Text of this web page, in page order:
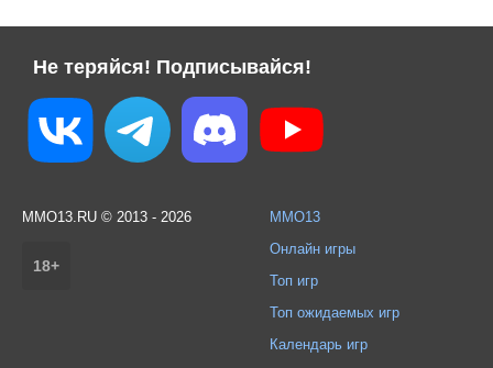
Не теряйся! Подписывайся!
MMO13.RU © 2013 - 2026
18+
MMO13
Онлайн игры
Топ игр
Топ ожидаемых игр
Календарь игр